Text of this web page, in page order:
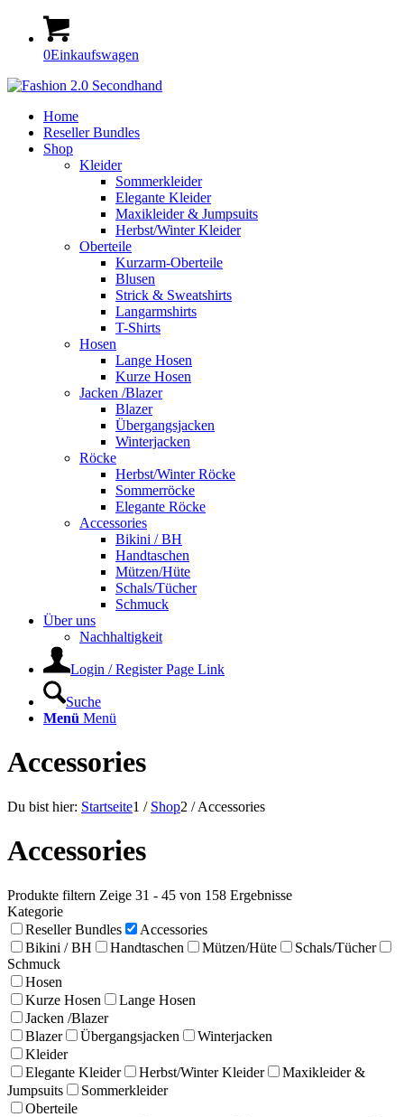
0Einkaufswagen
Home
Reseller Bundles
Shop
Kleider
Sommerkleider
Elegante Kleider
Maxikleider & Jumpsuits
Herbst/Winter Kleider
Oberteile
Kurzarm-Oberteile
Blusen
Strick & Sweatshirts
Langarmshirts
T-Shirts
Hosen
Lange Hosen
Kurze Hosen
Jacken /Blazer
Blazer
Übergangsjacken
Winterjacken
Röcke
Herbst/Winter Röcke
Sommerröcke
Elegante Röcke
Accessories
Bikini / BH
Handtaschen
Mützen/Hüte
Schals/Tücher
Schmuck
Über uns
Nachhaltigkeit
Login / Register Page Link
Suche
Menü Menü
Accessories
Du bist hier: Startseite1 / Shop2 / Accessories
Accessories
Produkte filtern Zeige 31 - 45 von 158 Ergebnisse
Kategorie
Reseller Bundles
Accessories
Bikini / BH
Handtaschen Mützen/Hüte
Schals/Tücher
Schmuck
Hosen
Kurze Hosen
Lange Hosen
Jacken /Blazer
Blazer
Übergangsjacken
Winterjacken
Kleider
Elegante Kleider
Herbst/Winter Kleider
Maxikleider &
Jumpsuits
Sommerkleider
Oberteile